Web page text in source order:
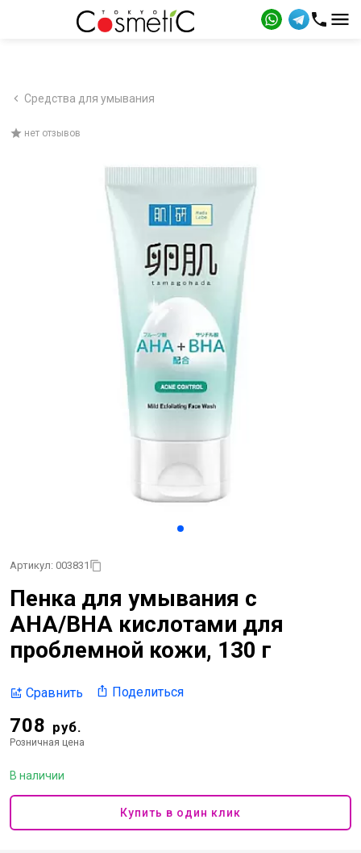
Средства для умывания
нет отзывов
Артикул: 003831
Пенка для умывания с
AHA/BHA кислотами для
проблемной кожи, 130 г
Сравнить Поделиться
708 руб.
Розничная цена
В наличии
Купить в один клик